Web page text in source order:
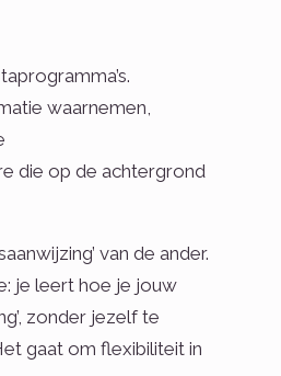
waarnemen,
die op de achtergrond
van de ander.
je leert hoe je jouw
zonder jezelf te
gaat om flexibiliteit in